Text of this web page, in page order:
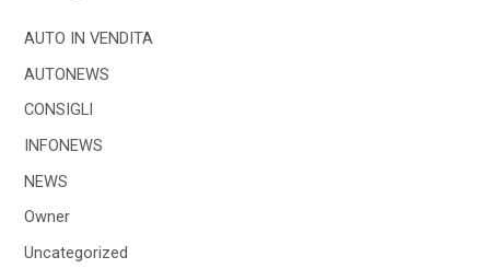
AUTO IN VENDITA
AUTONEWS
CONSIGLI
INFONEWS
NEWS
Owner
Uncategorized